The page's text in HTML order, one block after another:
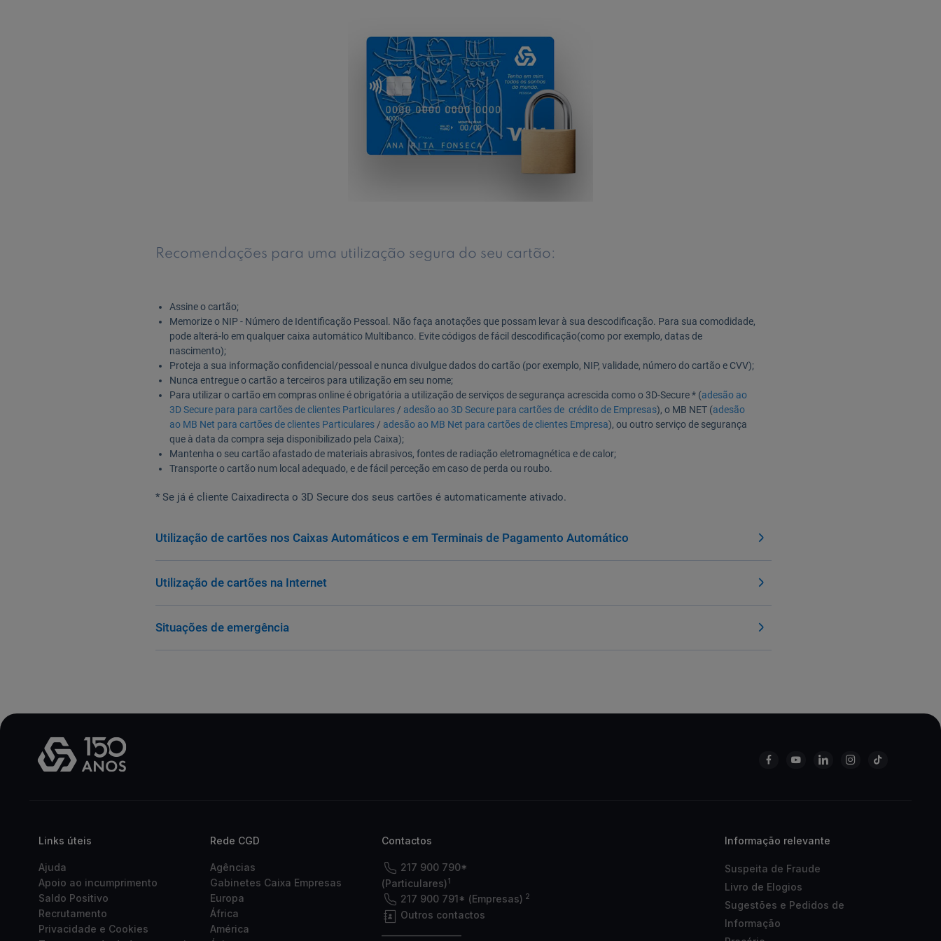
Recomendações para uma utilização segura do seu cartão:
Assine o cartão;
Memorize o NIP - Número de Identificação Pessoal. Não faça anotações que possam levar à sua descodificação. Para sua comodidade,
pode alterá-lo em qualquer caixa automático Multibanco. Evite códigos de fácil descodificação(como por exemplo, datas de
nascimento);
Proteja a sua informação confidencial/pessoal e nunca divulgue dados do cartão (por exemplo, NIP, validade, número do cartão e CVV);
Nunca entregue o cartão a terceiros para utilização em seu nome;
Para utilizar o cartão em compras online é obrigatória a utilização de serviços de segurança acrescida como o 3D-Secure * (adesão ao
3D Secure para para cartões de clientes Particulares / adesão ao 3D Secure para cartões de crédito de Empresas), o MB NET (adesão
ao MB Net para cartões de clientes Particulares / adesão ao MB Net para cartões de clientes Empresa), ou outro serviço de segurança
que à data da compra seja disponibilizado pela Caixa);
Mantenha o seu cartão afastado de materiais abrasivos, fontes de radiação eletromagnética e de calor;
Transporte o cartão num local adequado, e de fácil perceção em caso de perda ou roubo.
* Se já é cliente Caixadirecta o 3D Secure dos seus cartões é automaticamente ativado.
Utilização de cartões nos Caixas Automáticos e em Terminais de Pagamento Automático
Utilização de cartões na Internet
Situações de emergência
Links úteis
Ajuda
Apoio ao incumprimento
Saldo Positivo
Recrutamento
Privacidade e Cookies
Rede CGD
Agências
Gabinetes Caixa Empresas
Europa
África
América
Contactos
217 900 790*
(Particulares)1
217 900 791* (Empresas) 2
Outros contactos
Informação relevante
Suspeita de Fraude
Livro de Elogios
Sugestões e Pedidos de
Informação